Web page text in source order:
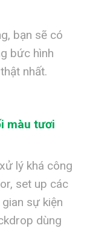
bạn sẽ có
bức hình
nhất.
màu tươi
lý khá công
set up các
sự kiện
dùng